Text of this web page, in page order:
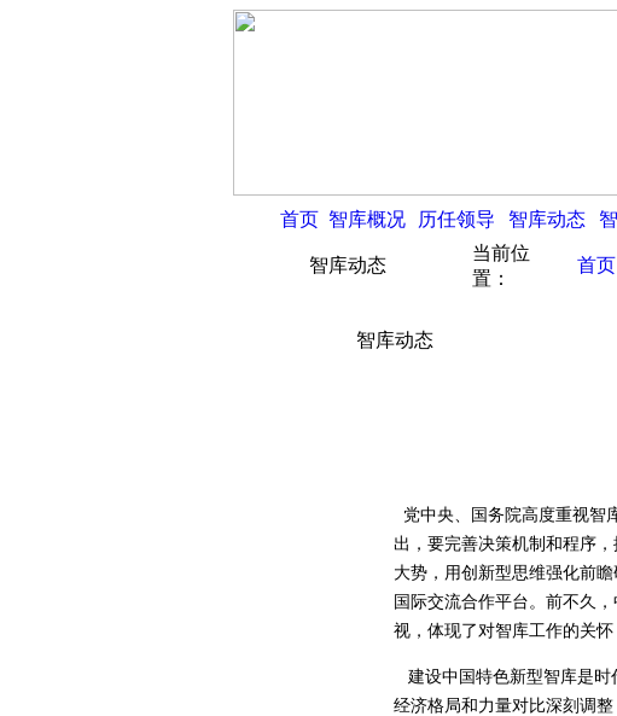
首页 智库概况 历任领导 智库动态
智库动态
当前位
置：
首页
智库动态
党中央、国务院高度重视智
出，要完善决策机制和程序
大势，用创新型思维强化前
国际交流合作平台。前不久
视，体现了对智库工作的关
建设中国特色新型智库是时
经济格局和力量对比深刻调